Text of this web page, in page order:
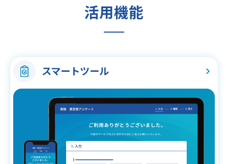
活用機能
スマートツール